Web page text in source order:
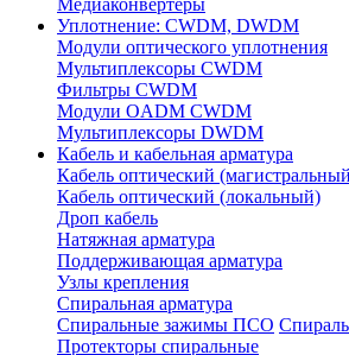
Уплотнение: CWDM, DWDM
Модули оптического уплотнения
Мультиплексоры CWDM
Фильтры CWDM
Модули OADM CWDM
Мультиплексоры DWDM
Кабель и кабельная арматура
Кабель оптический
Кабель оптический (локальный)
Дроп кабель
Натяжная арматура
Поддерживающая арматура
Узлы крепления
Спиральная арматура
Спиральные зажимы ПСО
Протекторы спиральные